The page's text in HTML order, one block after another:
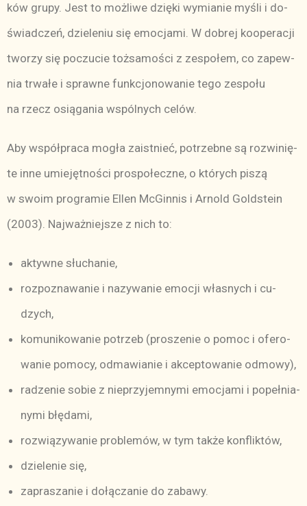
ków gru­py. Jest to moż­li­we dzię­ki wy­mia­nie my­śli i do­
świad­czeń, dzie­le­niu się emo­cja­mi. W do­brej ko­ope­ra­cji
two­rzy się po­czu­cie toż­sa­mo­ści z ze­spo­łem, co za­pew­
nia tr­wa­łe i spraw­ne funk­cjo­no­wa­nie te­go ze­spo­łu
na rzecz osią­ga­nia wspól­nych ce­lów.
Aby współ­pra­ca mo­gła za­ist­nieć, po­trzeb­ne są roz­wi­nię­
te in­ne umie­jęt­no­ści pro­spo­łecz­ne, o któ­rych pi­szą
w swo­im pro­gra­mie El­len McGin­nis i Ar­nold Gold­ste­in
(2003). Naj­waż­niej­sze z nich to:
ak­tyw­ne słu­cha­nie,
roz­po­zna­wa­nie i na­zy­wa­nie emo­cji wła­snych i cu­
dzych,
ko­mu­ni­ko­wa­nie po­trzeb (pro­sze­nie o po­moc i ofe­ro­
wa­nie po­mocy, od­ma­wia­nie i ak­cep­to­wa­nie od­mo­wy),
ra­dze­nie so­bie z nie­przy­jem­ny­mi emo­cja­mi i po­peł­nia­
ny­mi błę­da­mi,
roz­wią­zy­wa­nie pro­ble­mów, w tym tak­że kon­flik­tów,
dzie­le­nie się,
za­pra­sza­nie i do­łą­cza­nie do za­ba­wy.